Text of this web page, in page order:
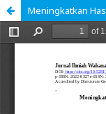
Meningkatkan